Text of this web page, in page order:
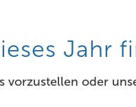
Jahr
oder